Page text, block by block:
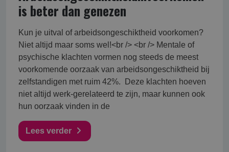
is beter dan genezen
Kun je uitval of arbeidsongeschiktheid voorkomen?
Niet altijd maar soms wel!<br /> <br /> Mentale of
psychische klachten vormen nog steeds de meest
voorkomende oorzaak van arbeidsongeschiktheid bij
zelfstandigen met ruim 42%. Deze klachten hoeven
niet altijd werk-gerelateerd te zijn, maar kunnen ook
hun oorzaak vinden in de
Lees verder